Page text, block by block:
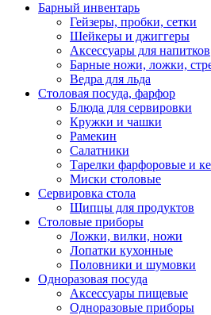
Барный инвентарь
Гейзеры, пробки, сетки
Шейкеры и джиггеры
Аксессуары для напитков
Барные ножи, ложки,
Ведра для льда
Столовая посуда, фарфор
Блюда для сервировки
Кружки и чашки
Рамекин
Салатники
Тарелки фарфоровые и
Миски столовые
Сервировка стола
Щипцы для продуктов
Столовые приборы
Ложки, вилки, ножи
Лопатки кухонные
Половники и шумовки
Одноразовая посуда
Аксессуары пищевые
Одноразовые приборы